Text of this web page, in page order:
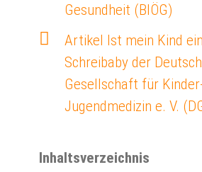
Gesundheit (BIÖG)
Artikel Ist mein Kind ein
Schreibaby der
Gesellschaft für
Jugendmedizin e. V.
Inhaltsverzeichnis